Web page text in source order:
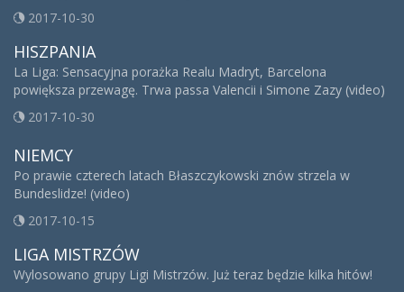
2017-10-30
HISZPANIA
La Liga: Sensacyjna porażka Realu Madryt, Barcelona
powiększa przewagę. Trwa passa Valencii i Simone Zazy (video)
2017-10-30
NIEMCY
Po prawie czterech latach Błaszczykowski znów strzela w
Bundeslidze! (video)
2017-10-15
LIGA MISTRZÓW
Wylosowano grupy Ligi Mistrzów. Już teraz będzie kilka hitów!